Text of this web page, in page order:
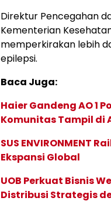
Direktur Pencegahan
Kementerian Kesehatan
memperkirakan lebih
epilepsi.
Baca Juga:
Haier Gandeng AO 1
Komunitas Tampil di
SUS ENVIRONMENT
Ekspansi Global
UOB Perkuat Bisnis
Distribusi Strategis